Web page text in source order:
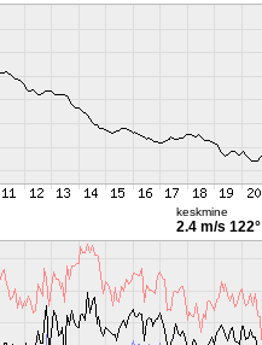
keskmine
2.4 m/s 122°